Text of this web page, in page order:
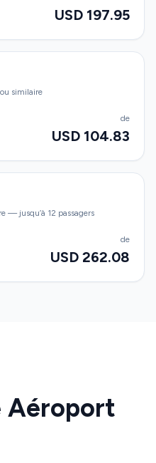
USD 197.95
similaire
de
USD 104.83
— jusqu’à 12 passagers
de
USD 262.08
Aéroport